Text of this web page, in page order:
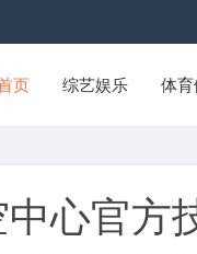
页 综艺娱乐 体
心官方